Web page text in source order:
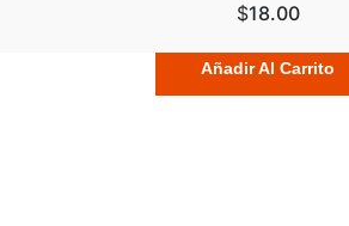
$18.00
Añadir Al Carrito